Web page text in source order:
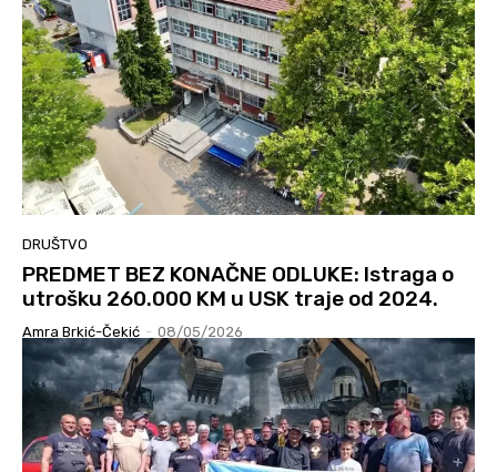
DRUŠTVO
PREDMET BEZ KONAČNE ODLUKE: Istraga o
utrošku 260.000 KM u USK traje od 2024.
Amra Brkić-Čekić - 08/05/2026